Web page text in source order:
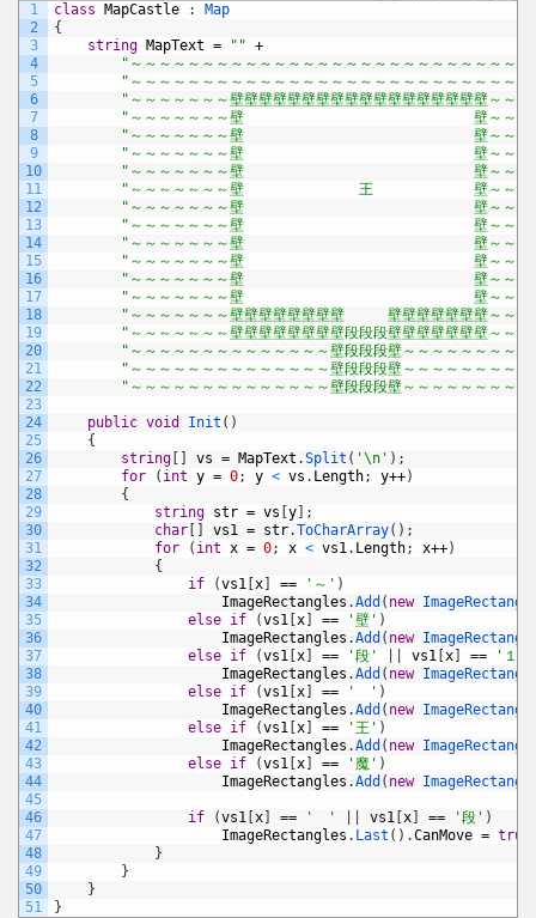
1
2
3
4
5
6
7
8
9
10
11
12
13
14
15
16
17
18
19
20
21
22
23
24
25
26
27
28
29
30
31
32
33
34
35
36
37
38
39
40
41
42
43
44
45
46
47
48
49
50
51
class MapCastle :
Map
{
string MapText = "" +
"～～～～～～～～～～～～～～～～～～～～～～～～～～～
"～～～～～～～～～～～～～～～～～～～～～～～～～～～
"～～～～～～～壁壁壁壁壁壁壁壁壁壁壁壁壁壁壁壁壁壁～～
"～～～～～～～壁　　　　　　　　　　　　　　　　壁～～
"～～～～～～～壁　　　　　　　　　　　　　　　　壁～～
"～～～～～～～壁　　　　　　　　　　　　　　　　壁～～
"～～～～～～～壁　　　　　　　　　　　　　　　　壁～～
"～～～～～～～壁　　　　　　　　王　　　　　　　壁～～
"～～～～～～～壁　　　　　　　　　　　　　　　　壁～～
"～～～～～～～壁　　　　　　　　　　　　　　　　壁～～
"～～～～～～～壁　　　　　　　　　　　　　　　　壁～～
"～～～～～～～壁　　　　　　　　　　　　　　　　壁～～
"～～～～～～～壁　　　　　　　　　　　　　　　　壁～～
"～～～～～～～壁　　　　　　　　　　　　　　　　壁～～
"～～～～～～～壁壁壁壁壁壁壁壁　　　壁壁壁壁壁壁壁～～
"～～～～～～～壁壁壁壁壁壁壁壁段段段壁壁壁壁壁壁壁～～
"～～～～～～～～～～～～～～壁段段段壁～～～～～～～～
"～～～～～～～～～～～～～～壁段段段壁～～～～～～～～
"～～～～～～～～～～～～～～壁段段段壁～～～～～～～～
public void Init ( )
{
string
vs = MapText .Split ( '\n' ) ;
for
( int y = 0; y < vs . Length; y++)
{
string str = vs y
;
char
vs1 = str.ToCharArray( ) ;
for
( int x = 0; x < vs1. Length; x++)
{
if
(vs1 x == '～' )
ImageRectangles .Add ( new
else if (vs1 x == '壁' )
ImageRectangles .Add ( new
else if (vs1 x == '段' vs1 x == '１'
ImageRectangles .Add ( new
else if (vs1 x == '　' )
ImageRectangles .Add ( new
else if (vs1 x == '王' )
ImageRectangles .Add ( new
else if (vs1 x == '魔' )
ImageRectangles .Add ( new
if (vs1 x == '　' vs1 x == '段' )
ImageRectangles . Last ( ) .CanMove = true
}
}
}
}